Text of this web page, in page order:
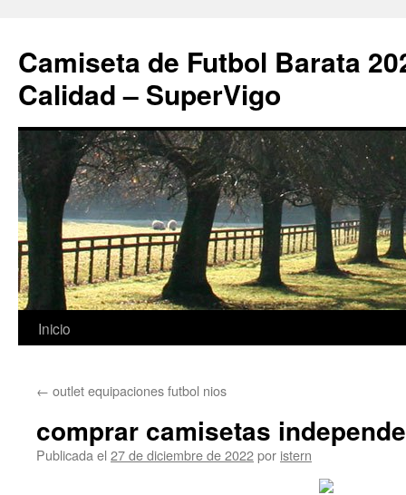
Camiseta de Futbol Barata
Calidad – SuperVigo
Saltar
contenido
Inicio
← outlet equipaciones futbol nios
comprar camisetas
Publicada el 27 de diciembre de 2022por istern